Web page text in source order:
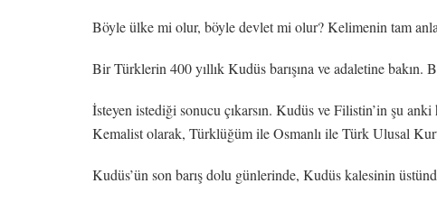
Böyle ülke mi olur, böyle devlet mi olur? Kelimenin tam
Bir Türklerin 400 yıllık Kudüs barışına ve adaletine bakın.
İsteyen istediği sonucu çıkarsın. Kudüs ve Filistin’in şu
Kemalist olarak, Türklüğüm ile Osmanlı ile Türk Ulusal
Kudüs’ün son barış dolu günlerinde, Kudüs kalesinin